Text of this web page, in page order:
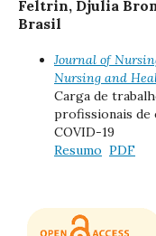
Feltrin, Djulia
Brasil
Journal of
Nursing and
Carga de
profissionais de
COVID-19
Resumo PDF